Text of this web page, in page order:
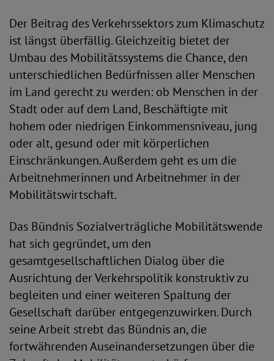
Der Beitrag des Verkehrssektors zum Klimaschutz
ist längst überfällig. Gleichzeitig bietet der
Umbau des Mobilitätssystems die Chance, den
unterschiedlichen Bedürfnissen aller Menschen
im Land gerecht zu werden: ob Menschen in der
Stadt oder auf dem Land, Beschäftigte mit
hohem oder niedrigen Einkommensniveau, jung
oder alt, gesund oder mit körperlichen
Einschränkungen. Außerdem geht es um die
Arbeitnehmerinnen und Arbeitnehmer in der
Mobilitätswirtschaft.
Das Bündnis Sozialverträgliche Mobilitätswende
hat sich gegründet, um den
gesamtgesellschaftlichen Dialog über die
Ausrichtung der Verkehrspolitik konstruktiv zu
begleiten und einer weiteren Spaltung der
Gesellschaft darüber entgegenzuwirken. Durch
seine Arbeit strebt das Bündnis an, die
fortwährenden Auseinandersetzungen über die